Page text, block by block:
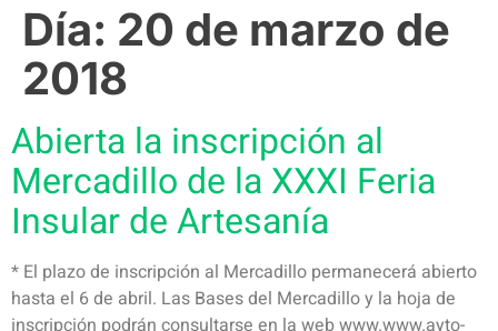
Día: 20 de marzo de
2018
Abierta la inscripción al
Mercadillo de la XXXI Feria
Insular de Artesanía
* El plazo de inscripción al Mercadillo permanecerá abierto
hasta el 6 de abril. Las Bases del Mercadillo y la hoja de
inscripción podrán consultarse en la web www.www.ayto-